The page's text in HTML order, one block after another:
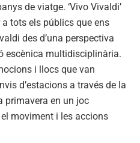
de viatge. ‘Vivo Vivaldi’
tots els públics que ens
des d’una perspectiva
escènica multidisciplinària.
i llocs que van
d’estacions a través de la
primavera en un joc
moviment i les accions